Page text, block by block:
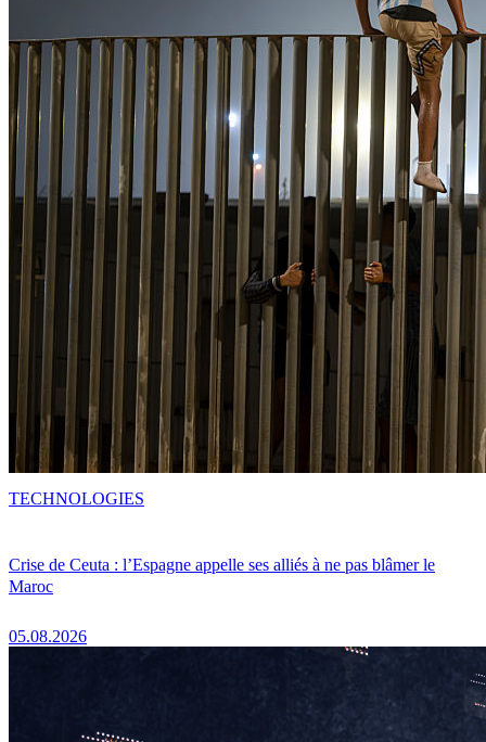
Crise de Ceuta : l’Espagne appelle ses alliés à ne pas blâmer le
Maroc
05.08.2026
TECHNOLOGIES